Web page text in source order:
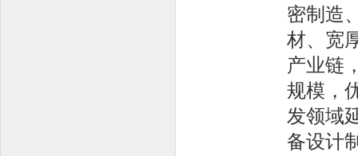
密制造
材、宽
产业链
规模，
发领域
备设计